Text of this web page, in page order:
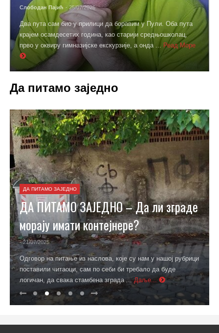
Слободан Пајић - 25/07/2026
Два пута сам био у прилици да боравим у Пули. Оба пута
крајем осамдесетих година, као старији средњошколац,
прво у оквиру гимназијске екскурзије, а онда ... Реад Море
Да питамо заједно
ДА ПИТАМО ЗАЈЕДНО
ДА ПИТАМО ЗАЈЕДНО – Да ли зграде
морају имати контејнере?
- 21/07/2025
Одговор на питање из наслова, које су нам у нашој рубрици
поставили читаоци, сам по себи би требало да буде
логичан, да свака стамбена зграда ... Даље...